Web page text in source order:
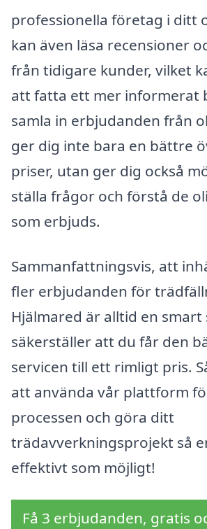
professionella företag i ditt
kan även läsa recensioner
från tidigare kunder, vilket
att fatta ett mer informerat
samla in erbjudanden från
ger dig inte bara en bättre
priser, utan ger dig också
ställa frågor och förstå de
som erbjuds.
Sammanfattningsvis, att
fler erbjudanden för
Hjälmared är alltid en
säkerställer att du får den
servicen till ett rimligt pris.
att använda vår plattform
processen och göra ditt
trädavverkningsprojekt så
effektivt som möjligt!
Få 3 erbjudanden, gratis